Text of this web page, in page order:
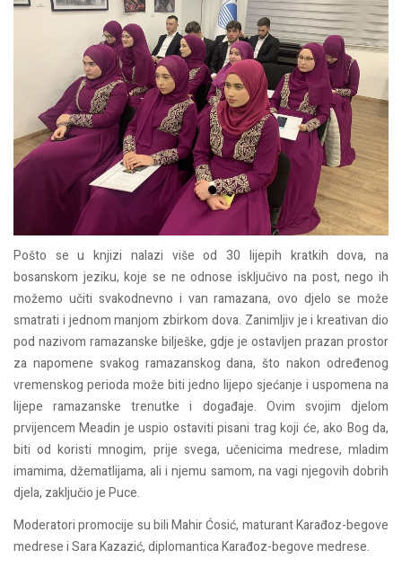
Pošto se u knjizi nalazi više od 30 lijepih kratkih dova, na
bosanskom jeziku, koje se ne odnose isključivo na post, nego ih
možemo učiti svakodnevno i van ramazana, ovo djelo se može
smatrati i jednom manjom zbirkom dova. Zanimljiv je i kreativan dio
pod nazivom ramazanske bilješke, gdje je ostavljen prazan prostor
za napomene svakog ramazanskog dana, što nakon određenog
vremenskog perioda može biti jedno lijepo sjećanje i uspomena na
lijepe ramazanske trenutke i događaje. Ovim svojim djelom
prvijencem Meadin je uspio ostaviti pisani trag koji će, ako Bog da,
biti od koristi mnogim, prije svega, učenicima medrese, mladim
imamima, džematlijama, ali i njemu samom, na vagi njegovih dobrih
djela, zaključio je Puce.
Moderatori promocije su bili Mahir Ćosić, maturant Karađoz-begove
medrese i Sara Kazazić, diplomantica Karađoz-begove medrese.